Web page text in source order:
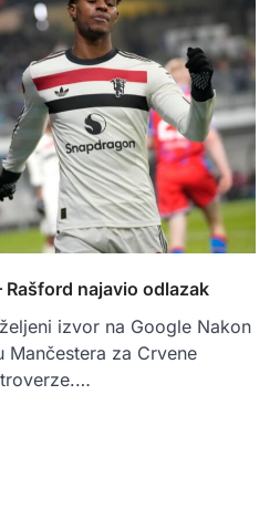
najavio odlazak
izvor na Google Nakon
Mančestera za Crvene